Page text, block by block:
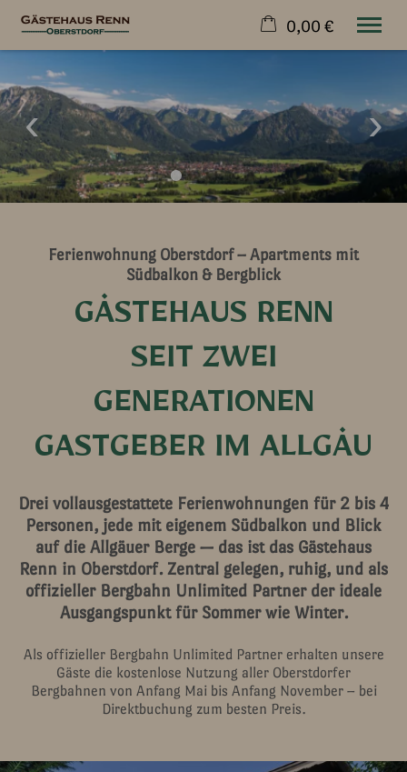
2 Erwachsene
Wohnen & Preise
Urlaub
Über Uns
0,00 €
Ferienwohnung Oberstdorf – Apartments mit
Südbalkon & Bergblick
GÄSTEHAUS RENN
SEIT ZWEI
GENERATIONEN
GASTGEBER IM ALLGÄU
Drei vollausgestattete Ferienwohnungen für 2 bis 4
Personen, jede mit eigenem Südbalkon und Blick
auf die Allgäuer Berge — das ist das Gästehaus
Renn in Oberstdorf. Zentral gelegen, ruhig, und als
offizieller Bergbahn Unlimited Partner der ideale
Ausgangspunkt für Sommer wie Winter.
Als offizieller Bergbahn Unlimited Partner erhalten unsere
Gäste die kostenlose Nutzung aller Oberstdorfer
Bergbahnen von Anfang Mai bis Anfang November – bei
Direktbuchung zum besten Preis.